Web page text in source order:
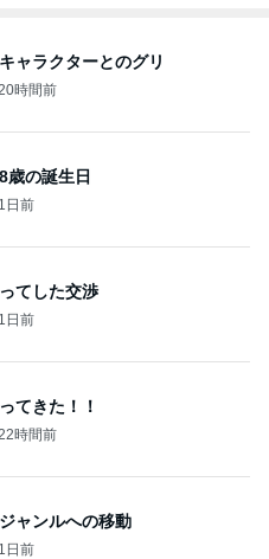
ャラクターとのグリ
時間前
歳の誕生日
1日前
てした交渉
1日前
てきた！！
時間前
ャンルへの移動
1日前